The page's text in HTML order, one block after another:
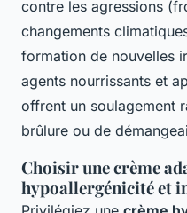
contre les agressions
changements
formation de nouvelles
agents nourrissants et
offrent un soulagement
brûlure ou de
Choisir une crème
hypoallergénicité et